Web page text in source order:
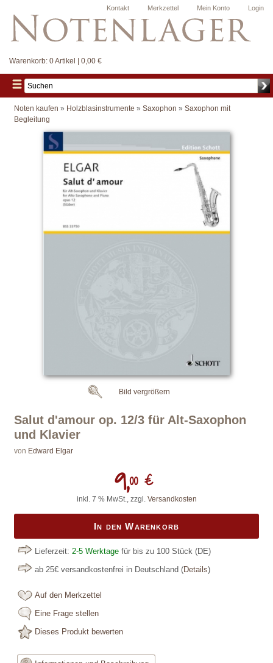
Login
Mein Konto
Merkzettel
Kontakt
Warenkorb: 0 Artikel | 0,00 €
Noten kaufen » Holzblasinstrumente » Saxophon » Saxophon mit
Begleitung
Salut d'amour op. 12/3 für Alt-Saxophon
und Klavier
von Edward Elgar
9,00 €
inkl. 7 % MwSt., zzgl. Versandkosten
In den Warenkorb
Lieferzeit: 2-5 Werktage für bis zu 100 Stück (DE)
ab 25€ versandkostenfrei in Deutschland (Details)
Auf den Merkzettel
Eine Frage stellen
Dieses Produkt bewerten
Bild vergrößern